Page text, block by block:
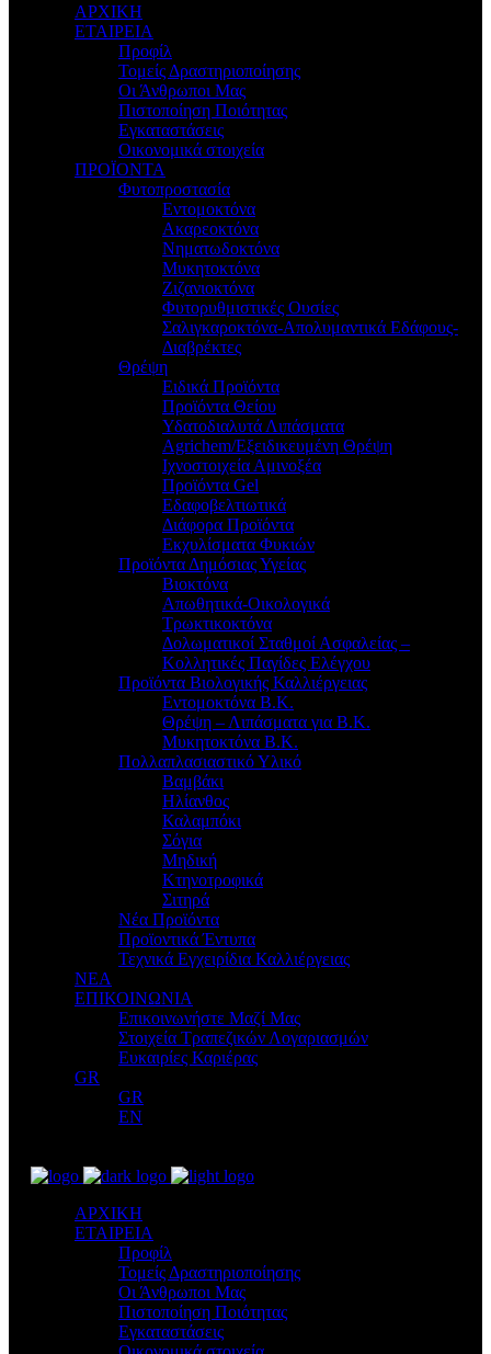
ΑΡΧΙΚΗ
ΕΤΑΙΡΕΙΑ
Προφίλ
Τομείς Δραστηριοποίησης
Οι Άνθρωποι Μας
Πιστοποίηση Ποιότητας
Εγκαταστάσεις
Οικονομικά στοιχεία
ΠΡΟΪΟΝΤΑ
Φυτοπροστασία
Εντομοκτόνα
Ακαρεοκτόνα
Νηματωδοκτόνα
Μυκητοκτόνα
Ζιζανιοκτόνα
Φυτορυθμιστικές Ουσίες
Σαλιγκαροκτόνα-Απολυμαντικά Εδάφους-
Διαβρέκτες
Θρέψη
Ειδικά Προϊόντα
Προϊόντα Θείου
Υδατοδιαλυτά Λιπάσματα
Agrichem/Εξειδικευμένη Θρέψη
Ιχνοστοιχεία Αμινοξέα
Προϊόντα Gel
Εδαφοβελτιωτικά
Διάφορα Προϊόντα
Εκχυλίσματα Φυκιών
Προϊόντα Δημόσιας Υγείας
Βιοκτόνα
Απωθητικά-Οικολογικά
Τρωκτικοκτόνα
Δολωματικοί Σταθμοί Ασφαλείας –
Κολλητικές Παγίδες Ελέγχου
Προϊόντα Βιολογικής Καλλιέργειας
Εντομοκτόνα Β.Κ.
Θρέψη – Λιπάσματα για Β.Κ.
Μυκητοκτόνα Β.Κ.
Πολλαπλασιαστικό Υλικό
Βαμβάκι
Ηλίανθος
Καλαμπόκι
Σόγια
Μηδική
Κτηνοτροφικά
Σιτηρά
Νέα Προϊόντα
Προϊοντικά Έντυπα
Τεχνικά Εγχειρίδια Καλλιέργειας
ΝΕΑ
ΕΠΙΚΟΙΝΩΝΙΑ
Επικοινωνήστε Μαζί Μας
Στοιχεία Τραπεζικών Λογαριασμών
Ευκαιρίες Καριέρας
GR
GR
EN
ΑΡΧΙΚΗ
ΕΤΑΙΡΕΙΑ
Προφίλ
Τομείς Δραστηριοποίησης
Οι Άνθρωποι Μας
Πιστοποίηση Ποιότητας
Εγκαταστάσεις